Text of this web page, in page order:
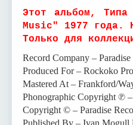
Этот альбом,
Music" 1977 года.
Только для
Record Company –
Produced For – Rockoko
Mastered At – Frankford/
Phonographic Copyright ℗
Copyright © – Paradise
Published By – Ivan Mogull